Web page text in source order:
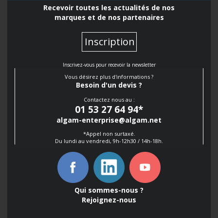
Recevoir toutes les actualités de nos
marques et de nos partenaires
Inscription
Inscrivez-vous pour recevoir la newsletter
Vous désirez plus d'informations ?
Besoin d'un devis ?
Contactez nous au :
01 53 27 64 94*
algam-enterprise@algam.net
*Appel non surtaxé.
Du lundi au vendredi, 9h-12h30 / 14h-18h.
Qui sommes-nous ?
Rejoignez-nous